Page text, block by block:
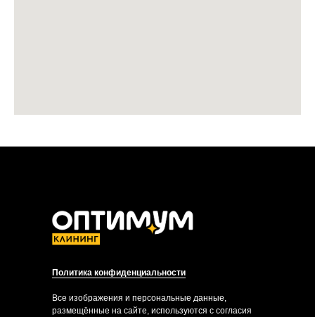
Политика конфиденциальности
Все изображения и персональные данные,
размещённые на сайте, используются с согласия